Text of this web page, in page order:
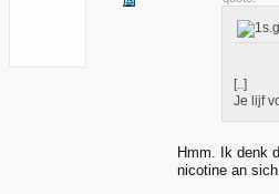
[..]
Je lijf
Hmm. Ik denk
nicotine an